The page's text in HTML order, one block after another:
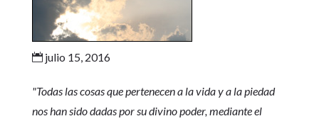
julio 15, 2016
"Todas las cosas que pertenecen a la vida y a la piedad
nos han sido dadas por su divino poder, mediante el